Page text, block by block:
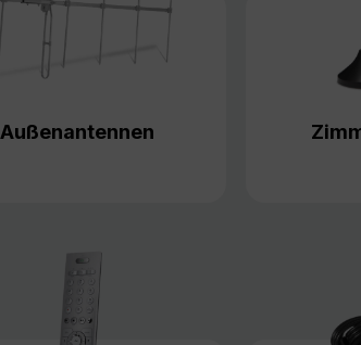
Außenantennen